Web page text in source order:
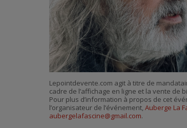
Lepointdevente.com agit à titre de
cadre de l’affichage en ligne et la vente de
Pour plus d’information à propos de cet
l’organisateur de l’événement, Auberge La
aubergelafascine@gmail.com.